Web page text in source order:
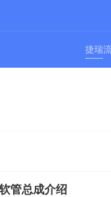
捷瑞
管总成介绍